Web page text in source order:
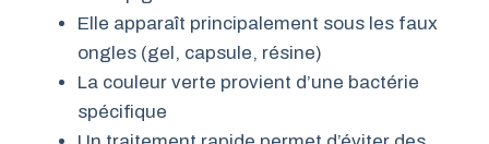
Elle apparaît principalement sous les faux
ongles (gel, capsule, résine)
La couleur verte provient d’une bactérie
spécifique